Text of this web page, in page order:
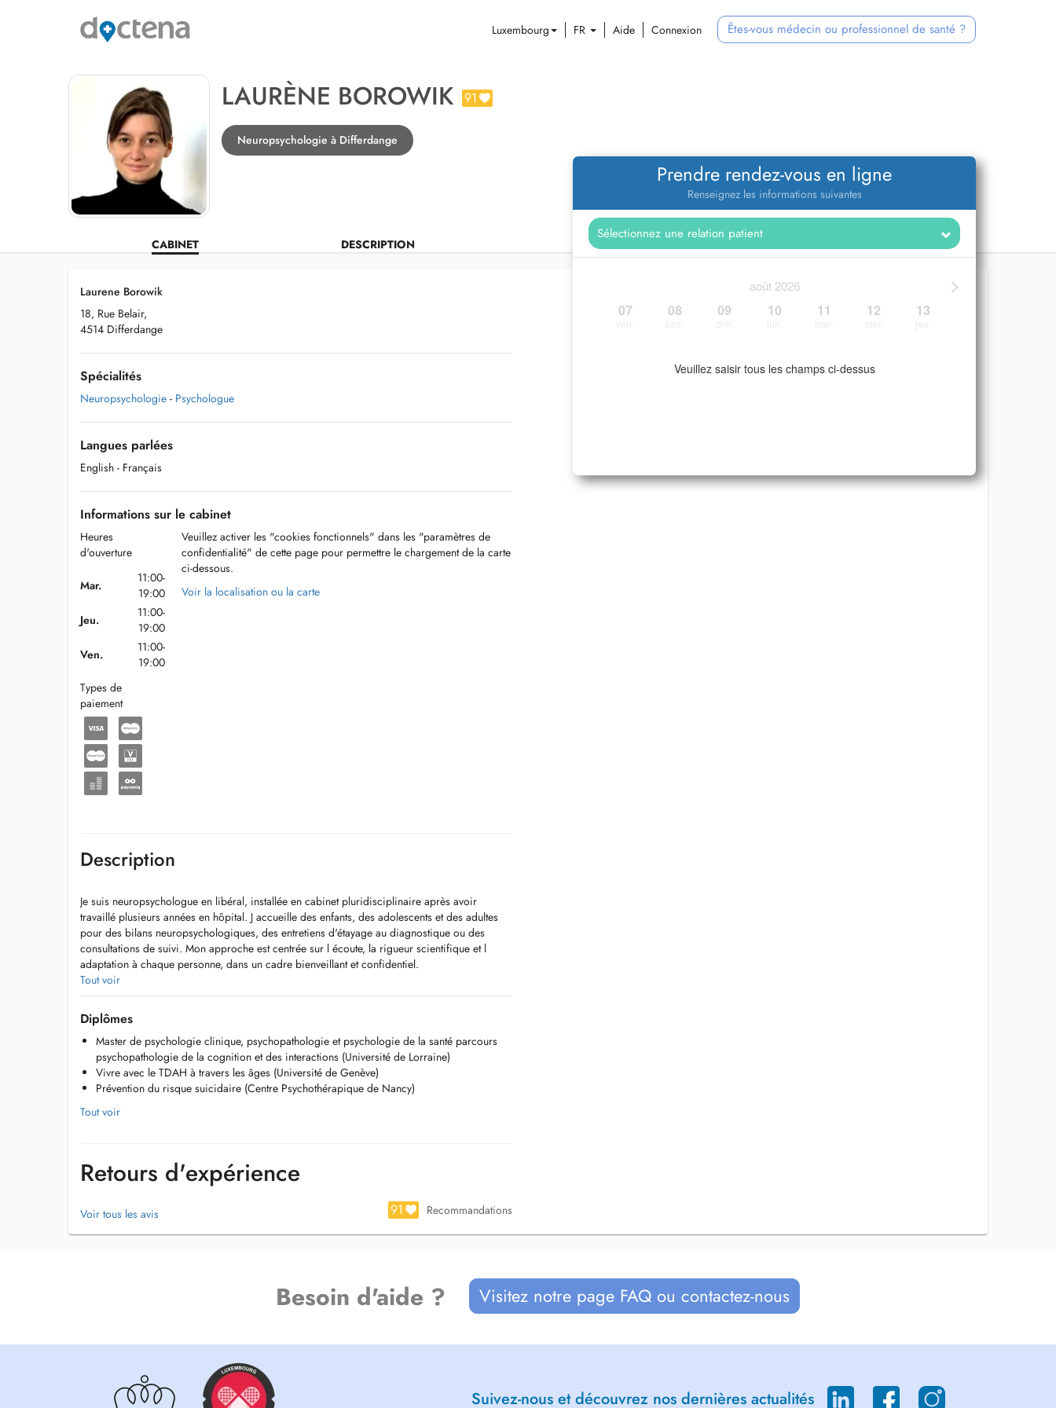
Luxembourg FR Aide Connexion Êtes-vous médecin ou professionnel de santé ?
LAURÈNE BOROWIK 91
Neuropsychologie à Differdange
CABINET DESCRIPTION
Prendre rendez-vous en ligne
Renseignez les informations suivantes
>
août 2026
07 08 09 10 11 12 13
Veuillez saisir tous les champs ci-dessus
Laurene Borowik
18, Rue Belair,
4514 Differdange
Spécialités
Neuropsychologie - Psychologue
Langues parlées
English - Français
Informations sur le cabinet
Heures
d'ouverture
Mar.
11:00-
19:00
Jeu.
11:00-
19:00
Ven.
11:00-
19:00
Types de
paiement
Veuillez activer les "cookies fonctionnels" dans les "paramètres de
confidentialité" de cette page pour permettre le chargement de la carte
ci-dessous.
Voir la localisation ou la carte
Description
Je suis neuropsychologue en libéral, installée en cabinet pluridisciplinaire après avoir
travaillé plusieurs années en hôpital. J accueille des enfants, des adolescents et des adultes
pour des bilans neuropsychologiques, des entretiens d'étayage au diagnostique ou des
consultations de suivi. Mon approche est centrée sur l écoute, la rigueur scientifique et l
adaptation à chaque personne, dans un cadre bienveillant et confidentiel.
Prestations et tarifs
Première consultation (1h, 100e) : Anamnèse, analyse de la demande, orientation vers un
accompagnement ou un bilan adapté.
Bilan neuropsychologique ciblé (2h, 200e) : Évaluation dune ou plusieurs fonctions
cognitives (attention, mémoire, fonctions exécutives) à laide de tests standardisés.
Entretien diagnostique structuré (2h, 200e) : Utilisation d outils spécifiques (ADI-R, ACE,
ACE+, AAA) pour l exploration approfondie de troubles neurodéveloppementaux (TSA,
Entretien de restitution (1h, 60e) : Présentation des résultats, explication des conclusions et
Consultation de suivi / psychoéducation (1h, 80e): Soutien post-bilan, guidance parentale ou
individuelle, travail sur les stratégies d adaptation, informations ciblées autour de
pathologies spécifiques. Attention cependant, je n'ai actuellement plus de place pour le suivi,
Le traitement des questionnaires de dépistage est entièrement gratuit.
Tout voir
Diplômes
Master de psychologie clinique, psychopathologie et psychologie de la santé parcours
psychopathologie de la cognition et des interactions (Université de Lorraine)
Vivre avec le TDAH à travers les âges (Université de Genève)
Prévention du risque suicidaire (Centre Psychothérapique de Nancy)
Tout voir
Retours d'expérience
Voir tous les avis 91 Recommandations
Besoin d'aide ? Visitez notre page FAQ ou contactez-nous
Suivez-nous et découvrez nos dernières actualités